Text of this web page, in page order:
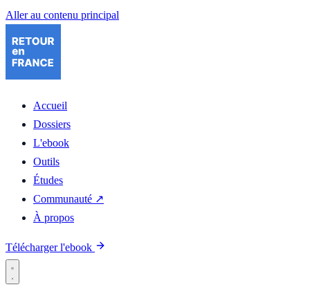
Aller au contenu principal
Accueil
Dossiers
L'ebook
Outils
Études
Communauté ↗
À propos
Télécharger l'ebook